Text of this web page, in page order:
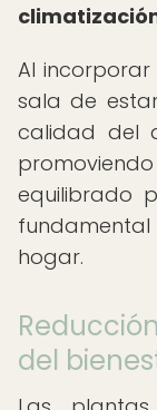
Al
sala de
calidad del
equilibrado
hogar.
del